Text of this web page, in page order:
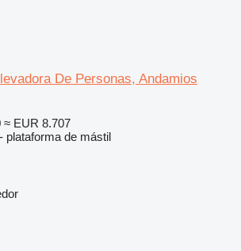
De Personas, Andamios
≈ EUR 8.707
plataforma de mástil